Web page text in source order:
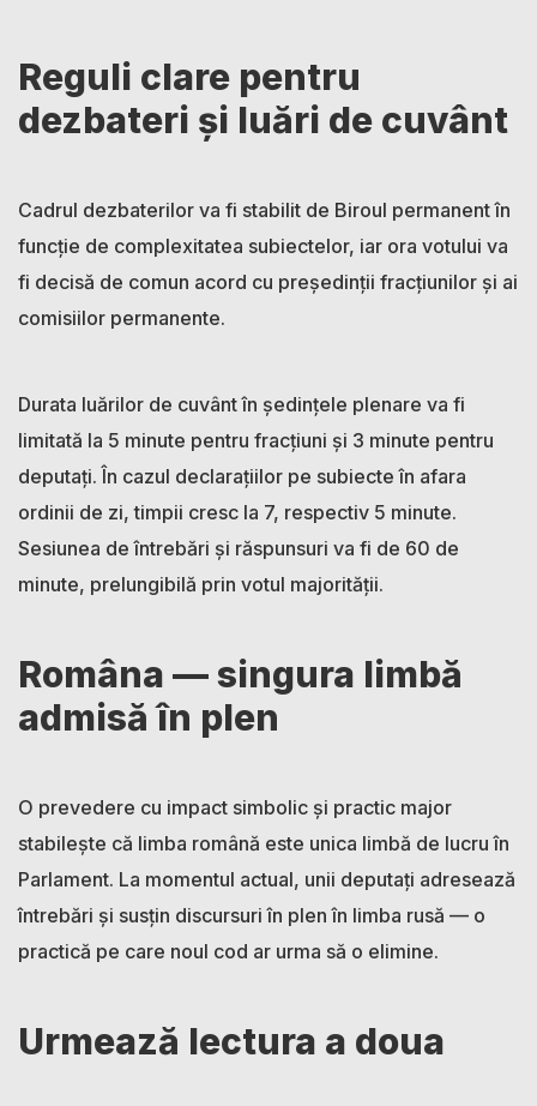
Reguli clare pentru
dezbateri și luări de cuvânt
Cadrul dezbaterilor va fi stabilit de Biroul permanent în
funcție de complexitatea subiectelor, iar ora votului va
fi decisă de comun acord cu președinții fracțiunilor și ai
comisiilor permanente.
Durata luărilor de cuvânt în ședințele plenare va fi
limitată la 5 minute pentru fracțiuni și 3 minute pentru
deputați. În cazul declarațiilor pe subiecte în afara
ordinii de zi, timpii cresc la 7, respectiv 5 minute.
Sesiunea de întrebări și răspunsuri va fi de 60 de
minute, prelungibilă prin votul majorității.
Româna — singura limbă
admisă în plen
O prevedere cu impact simbolic și practic major
stabilește că limba română este unica limbă de lucru în
Parlament. La momentul actual, unii deputați adresează
întrebări și susțin discursuri în plen în limba rusă — o
practică pe care noul cod ar urma să o elimine.
Urmează lectura a doua